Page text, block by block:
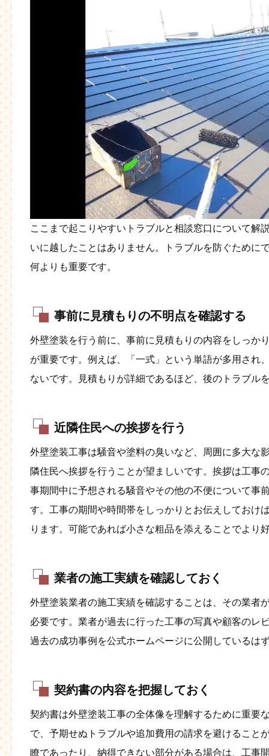
ここまで起こりやすいトラブルと相談窓口について解
いに越したことはありません。トラブルを防ぐために
何よりも重要です。
事前に見積もりの不明点を確認する
外壁塗装を行う前に、事前に見積もりの内容をしっか
が重要です。例えば、「一式」という単語が多用され
ないです。見積もりが詳細であるほど、後のトラブル
近隣住民への挨拶を行う
外壁塗装工事は騒音や塗料の臭いなど、周囲に多大な
隣住民へ挨拶を行うことが望ましいです。挨拶は工事
事期間中に予想される騒音やその他の不便について事
す。工事の期間や時間帯をしっかりとお伝えしておけ
ります。可能であれば小さな粗品を添えることでより
業者の施工実績を確認しておく
外壁塗装業者の施工実績を確認することは、その業者
必要です。業者が過去に行った工事の写真や顧客のレ
過去の成功事例を公式ホームページに公開しているは
契約書の内容を把握しておく
契約書は外壁塗装工事の全体像を理解するために重要
で、予期せぬトラブルや追加費用の請求を避けること
瞭であったり、納得できない部分がある場合は、工事